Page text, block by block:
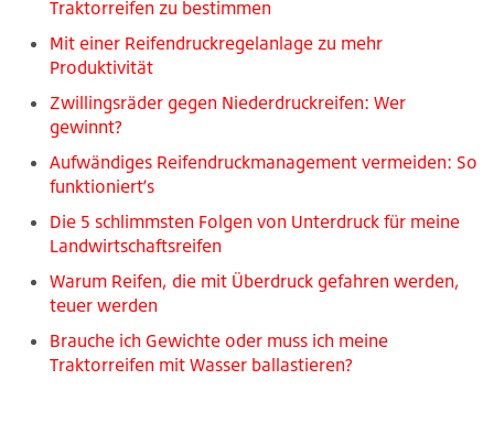
Traktorreifen zu bestimmen
Mit einer Reifendruckregelanlage zu mehr
Produktivität
Zwillingsräder gegen Niederdruckreifen: Wer
gewinnt?
Aufwändiges Reifendruckmanagement vermeiden: So
funktioniertʼs
Die 5 schlimmsten Folgen von Unterdruck für meine
Landwirtschaftsreifen
Warum Reifen, die mit Überdruck gefahren werden,
teuer werden
Brauche ich Gewichte oder muss ich meine
Traktorreifen mit Wasser ballastieren?